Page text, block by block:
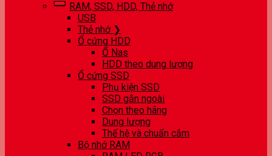
RAM, SSD, HDD, Thẻ nhớ
USB
Thẻ nhớ ❯
Ổ cứng HDD
Ổ Nas
HDD theo dung lượng
Ổ cứng SSD
Phụ kiện SSD
SSD gắn ngoài
Chọn theo hãng
Dung lượng
Thế hệ và chuẩn cắm
Bộ nhớ RAM